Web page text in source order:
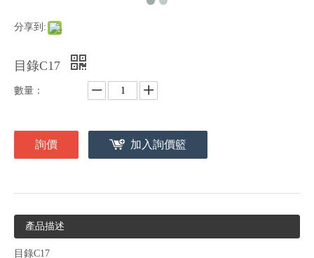
分享到:
目錄C17
數量：
詢價 加入詢價籃
產品描述
目錄C17